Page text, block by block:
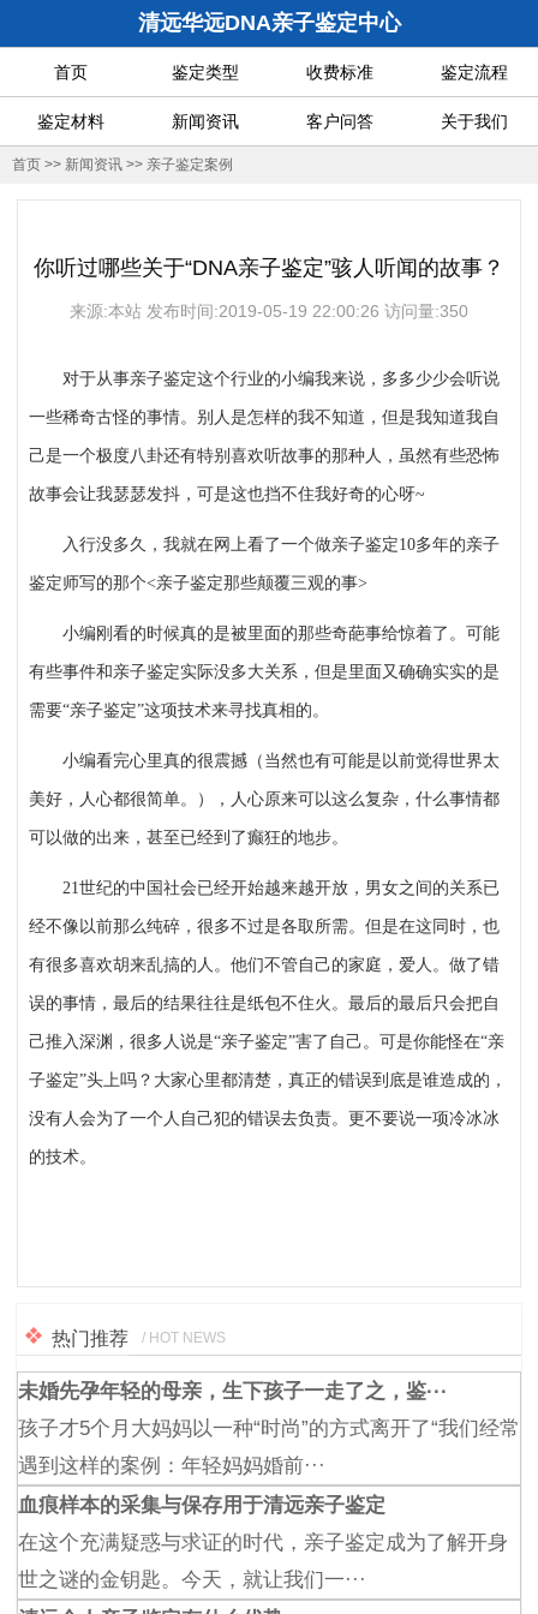
清远华远DNA亲子鉴定中心
首页 鉴定类型 收费标准 鉴定流程
鉴定材料 新闻资讯 客户问答 关于我们
首页 >> 新闻资讯 >> 亲子鉴定案例
你听过哪些关于“DNA亲子鉴定”骇人听闻的故事？
来源:本站 发布时间:2019-05-19 22:00:26 访问量:350
对于从事亲子鉴定这个行业的小编我来说，多多少少会听说
一些稀奇古怪的事情。别人是怎样的我不知道，但是我知道我自
己是一个极度八卦还有特别喜欢听故事的那种人，虽然有些恐怖
故事会让我瑟瑟发抖，可是这也挡不住我好奇的心呀~
入行没多久，我就在网上看了一个做亲子鉴定10多年的亲子
鉴定师写的那个<亲子鉴定那些颠覆三观的事>
小编刚看的时候真的是被里面的那些奇葩事给惊着了。可能
有些事件和亲子鉴定实际没多大关系，但是里面又确确实实的是
需要“亲子鉴定”这项技术来寻找真相的。
小编看完心里真的很震撼（当然也有可能是以前觉得世界太
美好，人心都很简单。），人心原来可以这么复杂，什么事情都
可以做的出来，甚至已经到了癫狂的地步。
21世纪的中国社会已经开始越来越开放，男女之间的关系已
经不像以前那么纯碎，很多不过是各取所需。但是在这同时，也
有很多喜欢胡来乱搞的人。他们不管自己的家庭，爱人。做了错
误的事情，最后的结果往往是纸包不住火。最后的最后只会把自
己推入深渊，很多人说是“亲子鉴定”害了自己。可是你能怪在“亲
子鉴定”头上吗？大家心里都清楚，真正的错误到底是谁造成的，
没有人会为了一个人自己犯的错误去负责。更不要说一项冷冰冰
的技术。
热门推荐 / HOT NEWS
未婚先孕年轻的母亲，生下孩子一走了之，鉴···
孩子才5个月大妈妈以一种“时尚”的方式离开了“我们经常
遇到这样的案例：年轻妈妈婚前···
血痕样本的采集与保存用于清远亲子鉴定
在这个充满疑惑与求证的时代，亲子鉴定成为了解开身
世之谜的金钥匙。今天，就让我们一···